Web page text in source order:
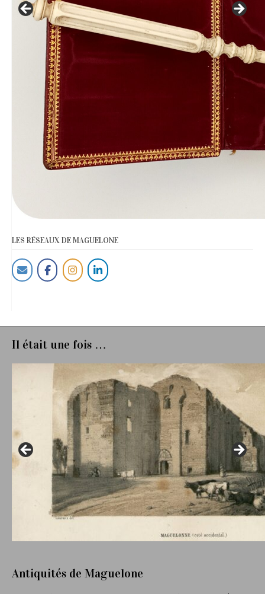
LES RÉSEAUX DE MAGUELONE
Il était une fois …
Antiquités de Maguelone